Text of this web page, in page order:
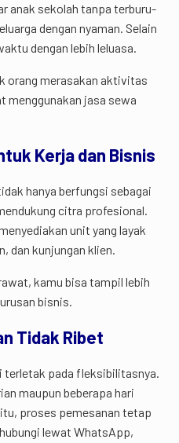
anak sekolah tanpa terburu-
dengan nyaman. Selain
dengan lebih leluasa.
orang merasakan aktivitas
menggunakan jasa sewa
Kerja dan Bisnis
hanya berfungsi sebagai
citra profesional.
unit yang layak
dan kunjungan klien.
kamu bisa tampil lebih
bisnis.
Tidak Ribet
terletak pada fleksibilitasnya.
maupun beberapa hari
proses pemesanan tetap
lewat WhatsApp,